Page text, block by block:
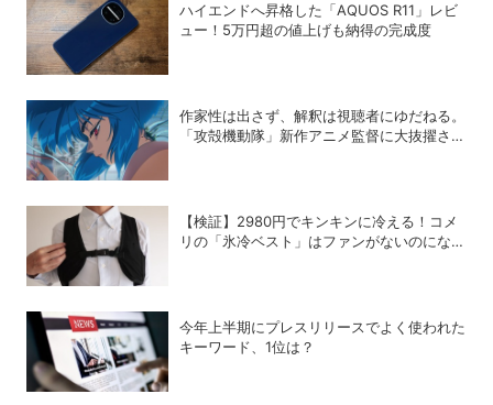
ハイエンドへ昇格した「AQUOS R11」レビ
ュー！5万円超の値上げも納得の完成度
作家性は出さず、解釈は視聴者にゆだねる。
「攻殻機動隊」新作アニメ監督に大抜擢され
【検証】2980円でキンキンに冷える！コメ
リの「氷冷ベスト」はファンがないのになぜ
今年上半期にプレスリリースでよく使われた
キーワード、1位は？